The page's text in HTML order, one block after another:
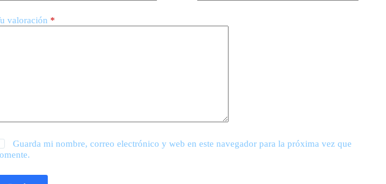
valoración *
Guarda mi nombre, correo electrónico y web en este navegador para la próxima vez que